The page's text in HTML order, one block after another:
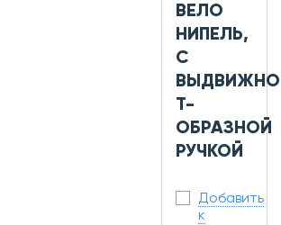
ВЕЛО
НИПЕЛЬ,
С
Т-
ОБРАЗНОЙ
РУЧКОЙ
Добавить
к